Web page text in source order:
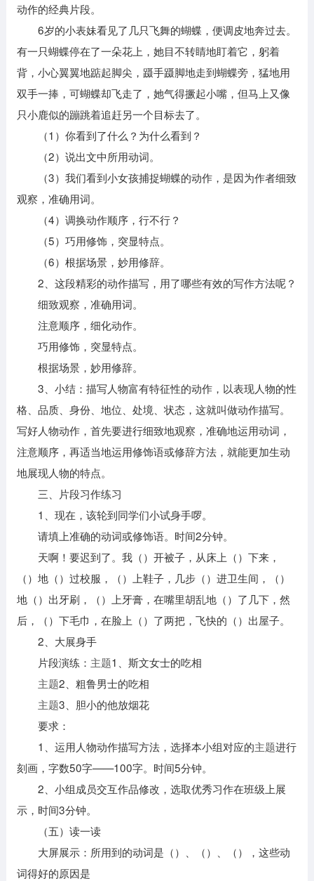
动作的经典片段。
6岁的小表妹看见了几只飞舞的蝴蝶，便调皮地奔过去。
有一只蝴蝶停在了一朵花上，她目不转睛地盯着它，躬着
背，小心翼翼地踮起脚尖，蹑手蹑脚地走到蝴蝶旁，猛地用
双手一捧，可蝴蝶却飞走了，她气得撅起小嘴，但马上又像
只小鹿似的蹦跳着追赶另一个目标去了。
（1）你看到了什么？为什么看到？
（2）说出文中所用动词。
（3）我们看到小女孩捕捉蝴蝶的动作，是因为作者细致
观察，准确用词。
（4）调换动作顺序，行不行？
（5）巧用修饰，突显特点。
（6）根据场景，妙用修辞。
2、这段精彩的动作描写，用了哪些有效的写作方法呢？
细致观察，准确用词。
注意顺序，细化动作。
巧用修饰，突显特点。
根据场景，妙用修辞。
3、小结：描写人物富有特征性的动作，以表现人物的性
格、品质、身份、地位、处境、状态，这就叫做动作描写。
写好人物动作，首先要进行细致地观察，准确地运用动词，
注意顺序，再适当地运用修饰语或修辞方法，就能更加生动
地展现人物的特点。
三、片段习作练习
1、现在，该轮到同学们小试身手啰。
请填上准确的动词或修饰语。时间2分钟。
天啊！要迟到了。我（）开被子，从床上（）下来，
（）地（）过校服，（）上鞋子，几步（）进卫生间，（）
地（）出牙刷，（）上牙膏，在嘴里胡乱地（）了几下，然
后，（）下毛巾，在脸上（）了两把，飞快的（）出屋子。
2、大展身手
片段演练： 主题1、斯文女士的吃相
主题2、粗鲁男士的吃相
主题3、胆小的他放烟花
要求：
1、运用人物动作描写方法，选择本小组对应的主题进行
刻画，字数50字——100字。时间5分钟。
2、小组成员交互作品修改，选取优秀习作在班级上展
示，时间3分钟。
（五）读一读
大屏展示：所用到的动词是（）、（）、（），这些动
词得好的原因是